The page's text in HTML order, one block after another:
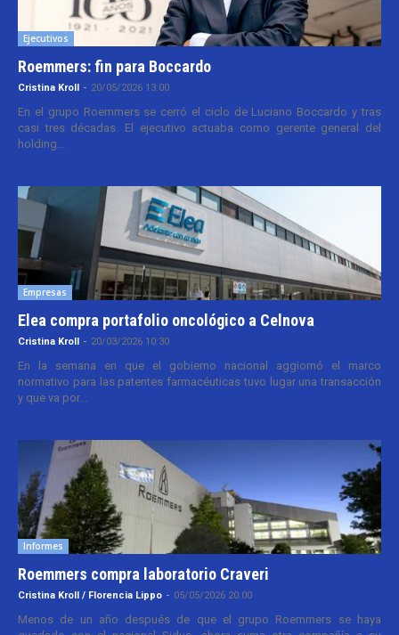
Ejecutivos
Roemmers: fin para Boccardo
Cristina Kroll - 20/05/2026 13:00
En el grupo Roemmers se cerró el ciclo de Luciano Boccardo y tras
casi tres décadas. El ejecutivo actuaba como gerente general del
holding...
Empresas
Elea compra portafolio oncológico a Celnova
Cristina Kroll - 20/03/2026 10:30
En la semana en que el gobierno nacional aggiornó el marco
normativo para las patentes farmacéuticas tuvo lugar una transacción
y que va por...
Informes
Roemmers compra laboratorio Craveri
Cristina Kroll / Florencia Lippo - 05/05/2026 20:00
Menos de un año después de que el grupo Roemmers se haya